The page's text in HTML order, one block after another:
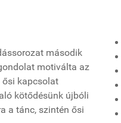
második
motiválta az
ősi kapcsolat
kötődésünk újbóli
a tánc, szintén ősi